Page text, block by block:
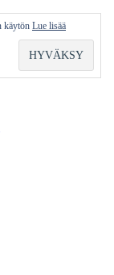
käytön Lue lisää